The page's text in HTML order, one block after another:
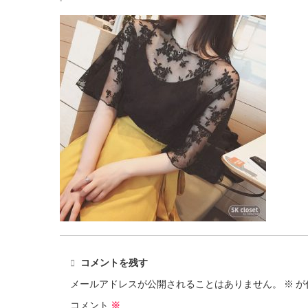
コメントを残す
メールアドレスが公開されることはありません。
※ が
コメント ※